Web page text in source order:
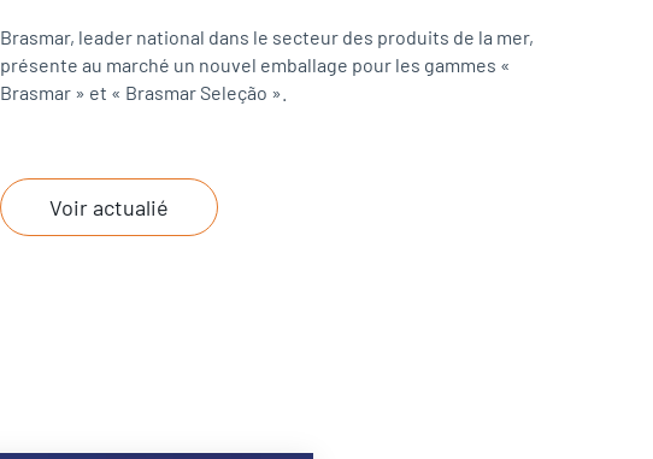
Brasmar, leader national dans le secteur des produits de la mer,
présente au marché un nouvel emballage pour les gammes «
Brasmar » et « Brasmar Seleção ».
Voir actualié